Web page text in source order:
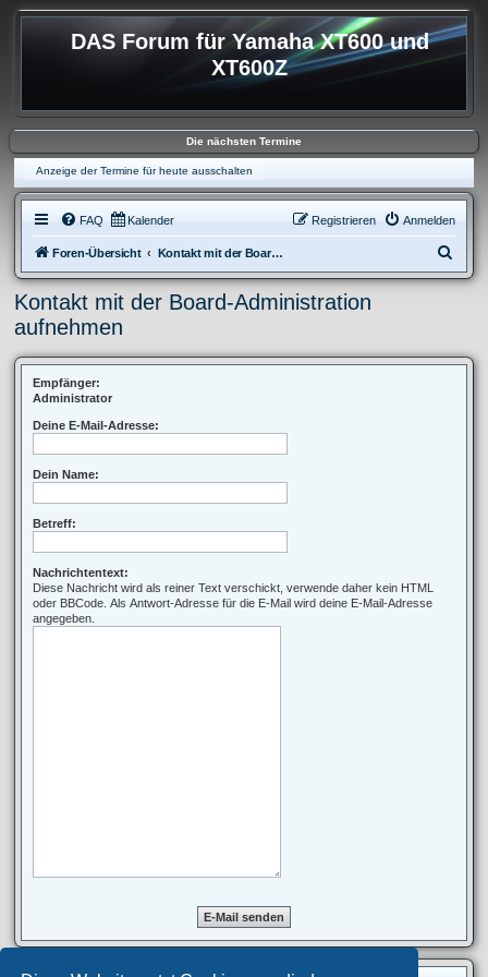
DAS Forum für Yamaha XT600 und
XT600Z
Die nächsten Termine
Anzeige der Termine für heute ausschalten
FAQ Kalender Anmelden
Registrieren
Foren-Übersicht Kontakt mit der Board-Administration aufnehmen
u
e
Kontakt mit der Board-Administration
aufnehmen
Empfänger:
Administrator
Deine E-Mail-Adresse:
Dein Name:
Betreff:
Nachrichtentext:
Diese Nachricht wird als reiner Text verschickt, verwende daher kein HTML
oder BBCode. Als Antwort-Adresse für die E-Mail wird deine E-Mail-Adresse
angegeben.